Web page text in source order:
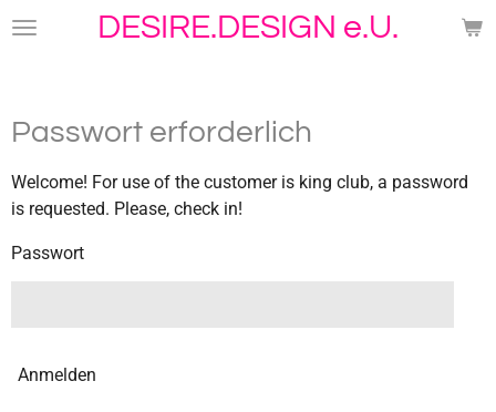
Zum
DESIRE.DESIGN e.U.
Passwort erforderlich
Welcome! For use of the customer is king club, a password
is requested. Please, check in!
Passwort
Anmelden